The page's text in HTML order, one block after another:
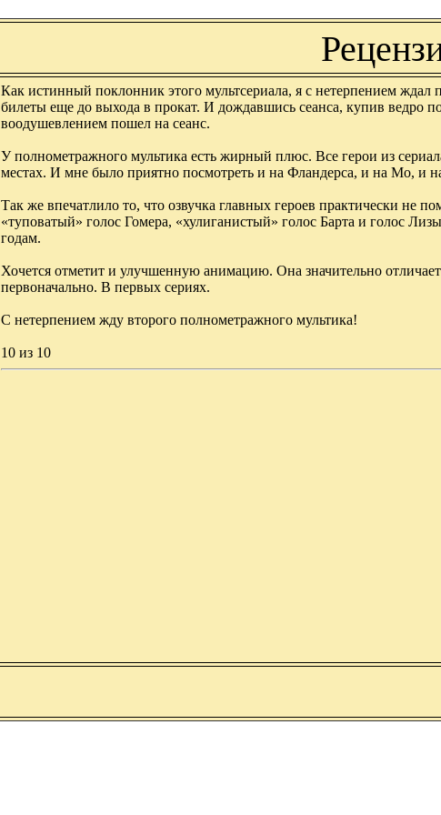
Как истинный поклонник этого мультсериала, я с нетерпением
билеты еще до выхода в прокат. И дождавшись сеанса, купив ведро
воодушевлением пошел на сеанс.
У полнометражного мультика есть жирный плюс. Все герои из
местах. И мне было приятно посмотреть и на Фландерса, и на Мо, и
Так же впечатлило то, что озвучка главных героев практически не
«туповатый» голос Гомера, «хулиганистый» голос Барта и голос
годам.
Хочется отметит и улучшенную анимацию. Она значительно
первоначально. В первых сериях.
С нетерпением жду второго полнометражного мультика!
10 из 10